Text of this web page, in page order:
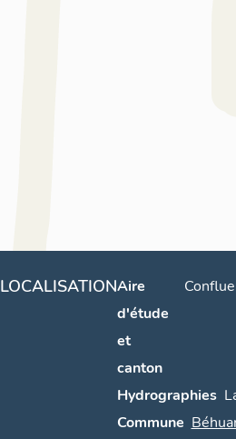
LOCALISATIONAire
d'étude
et
canton
Hydrographies
Commune